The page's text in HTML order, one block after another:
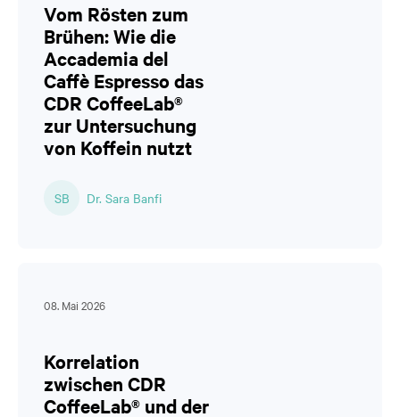
Vom Rösten zum
Brühen: Wie die
Accademia del
Caffè Espresso das
CDR CoffeeLab®
zur Untersuchung
von Koffein nutzt
SB Dr. Sara Banfi
08. Mai 2026
Korrelation
zwischen CDR
CoffeeLab® und der